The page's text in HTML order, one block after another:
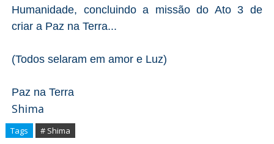
Humanidade, concluindo a missão do Ato 3 de
criar a Paz na Terra...
(Todos selaram em amor e Luz)
Paz na Terra
Shima
Tags # Shima